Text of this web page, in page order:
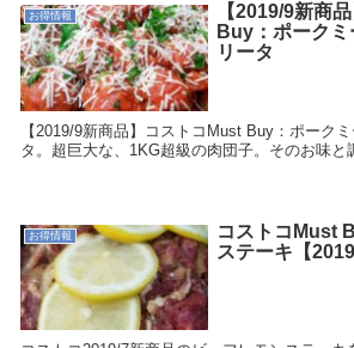
お得情報
【2019/9新商
Buy：ポーク
リータ
【2019/9新商品】コストコMust Buy：ポーク
タ。超巨大な、1KG超級の肉団子。そのお味と
お得情報
コストコMust
ステーキ【